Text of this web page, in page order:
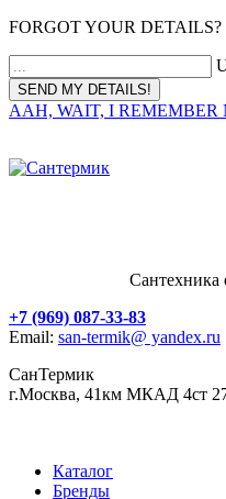
FORGOT YOUR DETAILS?
AAH, WAIT, I REMEMBER
Сантехника
+7 (969) 087-33-83
Email: san-termik@ yandex.ru
СанТермик
г.Москва, 41км МКАД 4ст
Каталог
Бренды